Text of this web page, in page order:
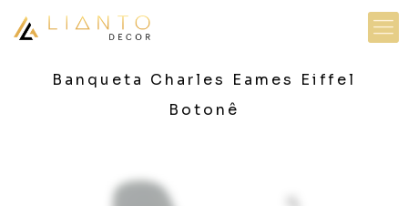
Banqueta Charles Eames Eiffel
Botonê